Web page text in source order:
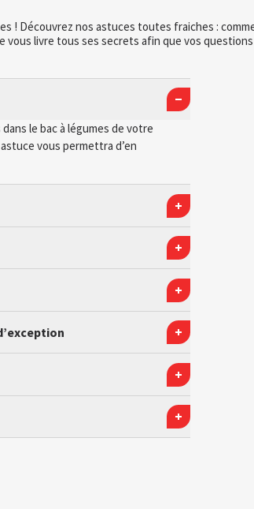
! Découvrez nos astuces toutes fraiches :
vous livre tous ses secrets afin que vos
le bac à légumes de votre
vous permettra d’en